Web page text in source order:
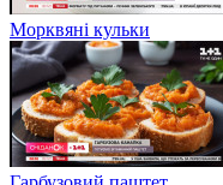
Морквяні кульки